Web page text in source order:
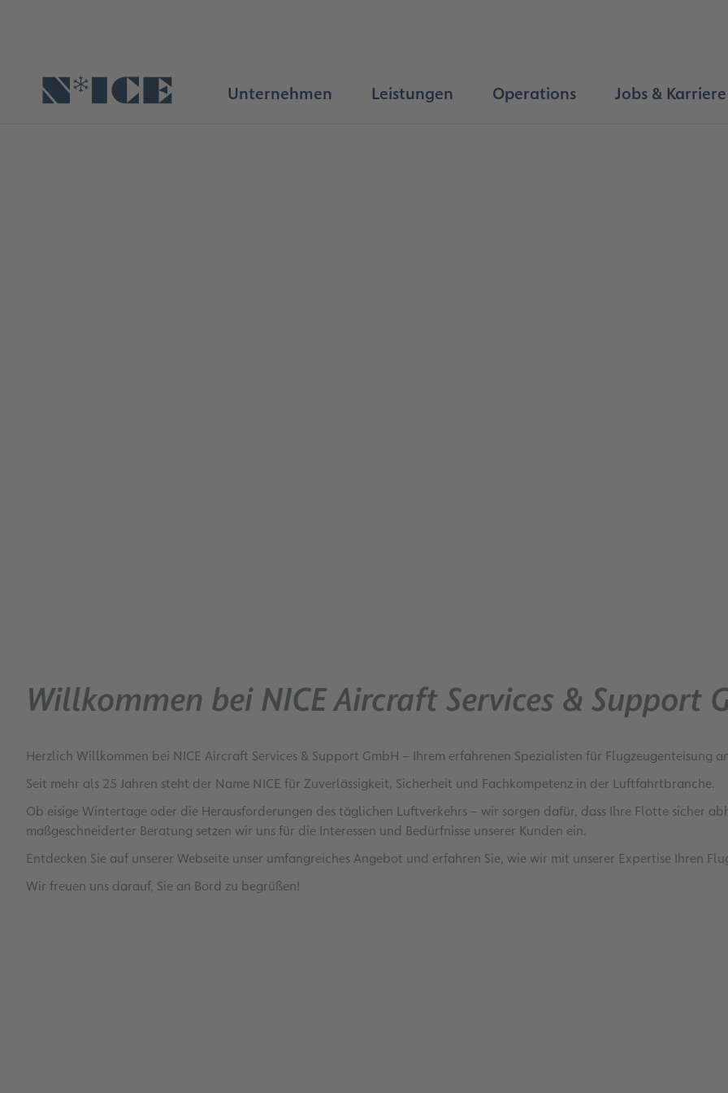
Startseite Unternehmen Leistungen Operations Jobs & Karriere
Willkommen bei NICE Aircraft Services & Support
Herzlich Willkommen bei NICE Aircraft Services & Support GmbH – Ihrem erfahrenen Spezialisten für Flugzeugenteisung
Seit mehr als 25 Jahren steht der Name NICE für Zuverlässigkeit, Sicherheit und Fachkompetenz in der Luftfahrtbranche.
Ob eisige Wintertage oder die Herausforderungen des täglichen Luftverkehrs – wir sorgen dafür, dass Ihre Flotte sicher
maßgeschneiderter Beratung setzen wir uns für die Interessen und Bedürfnisse unserer Kunden ein.
Entdecken Sie auf unserer Webseite unser umfangreiches Angebot und erfahren Sie, wie wir mit unserer Expertise Ihren
Wir freuen uns darauf, Sie an Bord zu begrüßen!